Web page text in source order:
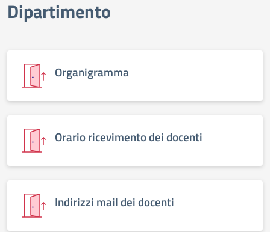
Dipartimento
Organigramma
Orario ricevimento dei docenti
Indirizzi mail dei docenti